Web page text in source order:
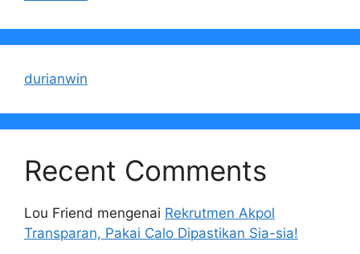
durianwin
Recent Comments
Lou Friend mengenai Rekrutmen Akpol
Transparan, Pakai Calo Dipastikan Sia-sia!